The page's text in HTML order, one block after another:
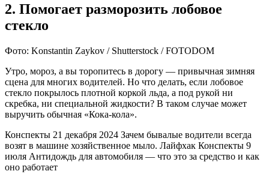
2. Помогает разморозить лобовое
стекло
Фото: Konstantin Zaykov / Shutterstock / FOTODOM
Утро, мороз, а вы торопитесь в дорогу — привычная зимняя
сцена для многих водителей. Но что делать, если лобовое
стекло покрылось плотной коркой льда, а под рукой ни
скребка, ни специальной жидкости? В таком случае может
выручить обычная «Кока-кола».
Конспекты 21 декабря 2024 Зачем бывалые водители всегда
возят в машине хозяйственное мыло. Лайфхак Конспекты 9
июля Антидождь для автомобиля — что это за средство и как
оно работает